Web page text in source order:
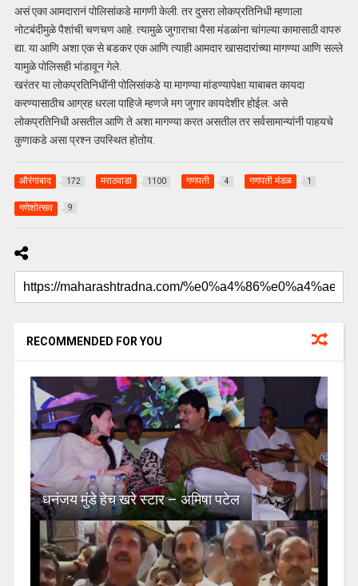
असं एका आमदारानं पोलिसांकडे मागणी केली. तर दुसरा लोकप्रतिनिधी म्हणाला
नोटबंदीमुळे पैशांची चणचण आहे. त्यामुळे जुगाराचा पैसा मंडळांना चांगल्या कामासाठी वापरु
द्या. या आणि अशा एक से बडकर एक आणि त्याही आमदार खासदारांच्या मागण्या आणि सल्ले
यामुळे पोलिसही भांडावून गेले.
खरंतर या लोकप्रतिनिधींनी पोलिसांकडे या मागण्या मांडण्यापेक्षा याबाबत कायदा
करण्यासाठीच आग्रह धरला पाहिजे म्हणजे मग जुगार कायदेशीर होईल. असे
लोकप्रतिनिधी असतील आणि ते अशा मागण्या करत असतील तर सर्वसामान्यांनी पाहयचे
कुणाकडे असा प्रश्न उपस्थित होतोय.
औरंगाबाद 172 मराठवाडा 1100 गणपती 4 गणपती मंडळ 1
गणेशोत्सव 9
RECOMMENDED FOR YOU
धनंजय मुंडे हेच खरे स्टार – अमिषा पटेल